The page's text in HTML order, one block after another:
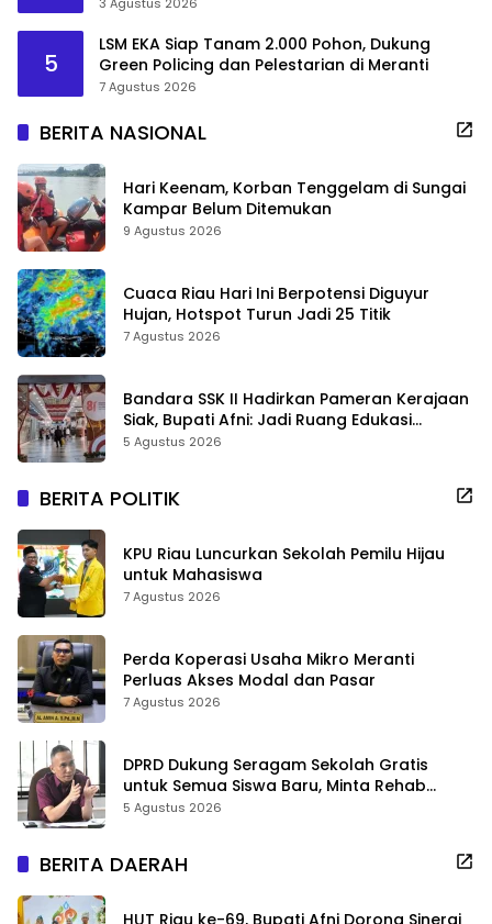
5
LSM EKA Siap Tanam 2.000 Pohon, Dukung
Green Policing dan Pelestarian di Meranti
7 Agustus 2026
BERITA NASIONAL
Hari Keenam, Korban Tenggelam di Sungai
Kampar Belum Ditemukan
9 Agustus 2026
Cuaca Riau Hari Ini Berpotensi Diguyur
Hujan, Hotspot Turun Jadi 25 Titik
7 Agustus 2026
Bandara SSK II Hadirkan Pameran Kerajaan
Siak, Bupati Afni: Jadi Ruang Edukasi
Sejarah Riau
5 Agustus 2026
BERITA POLITIK
KPU Riau Luncurkan Sekolah Pemilu Hijau
untuk Mahasiswa
7 Agustus 2026
Perda Koperasi Usaha Mikro Meranti
Perluas Akses Modal dan Pasar
7 Agustus 2026
DPRD Dukung Seragam Sekolah Gratis
untuk Semua Siswa Baru, Minta Rehab
Sekolah Jangan Dikurangi
5 Agustus 2026
BERITA DAERAH
HUT Riau ke-69, Bupati Afni Dorong Sinergi